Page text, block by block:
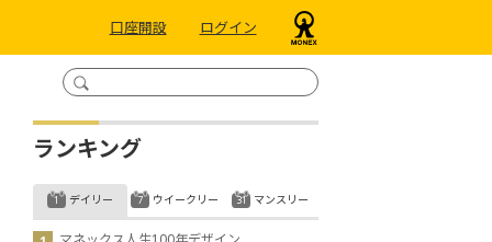
口座開設 ログイン
ランキング
デイリー ウイークリー マンスリー